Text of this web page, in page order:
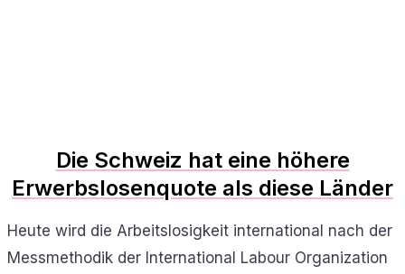
Die Schweiz hat eine höhere
Erwerbslosenquote als diese Länder
Heute wird die Arbeitslosigkeit international nach der
Messmethodik der International Labour Organization